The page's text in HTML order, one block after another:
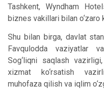
Tashkent, Wyndham
biznes vakillari bilan o‘zaro
Shu bilan birga, davlat
Favqulodda vaziyatlar
Sog‘liqni saqlash
xizmat ko‘rsatish
muhofaza qilish va iqlim